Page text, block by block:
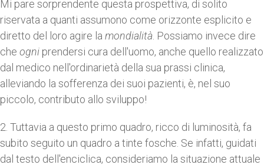
Mi pare sorprendente questa prospettiva, di solito
riservata a quanti assumono come orizzonte esplicito e
diretto del loro agire la mondialità . Possiamo invece dire
che ogni prendersi cura dell'uomo, anche quello realizzato
dal medico nell'ordinarietà della sua prassi clinica,
alleviando la sofferenza dei suoi pazienti, è, nel suo
piccolo, contributo allo sviluppo!
2. Tuttavia a questo primo quadro, ricco di luminosità, fa
subito seguito un quadro a tinte fosche. Se infatti, guidati
dal testo dell'enciclica, consideriamo la situazione attuale